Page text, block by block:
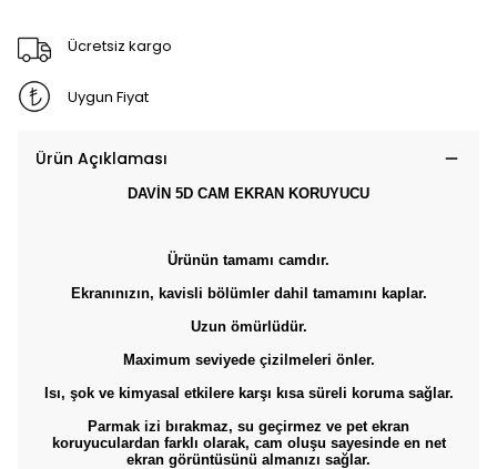
Ücretsiz kargo
Uygun Fiyat
Ürün Açıklaması
​​​DAVİN 5D CAM EKRAN KORUYUCU
Ürünün tamamı camdır.
Ekranınızın, kavisli bölümler dahil tamamını kaplar.
Uzun ömürlüdür.
Maximum seviyede çizilmeleri önler.
Isı, şok ve kimyasal etkilere karşı kısa süreli koruma sağlar.
Parmak izi bırakmaz, su geçirmez ve pet ekran
koruyuculardan farklı olarak, cam oluşu sayesinde en net
ekran görüntüsünü almanızı sağlar.